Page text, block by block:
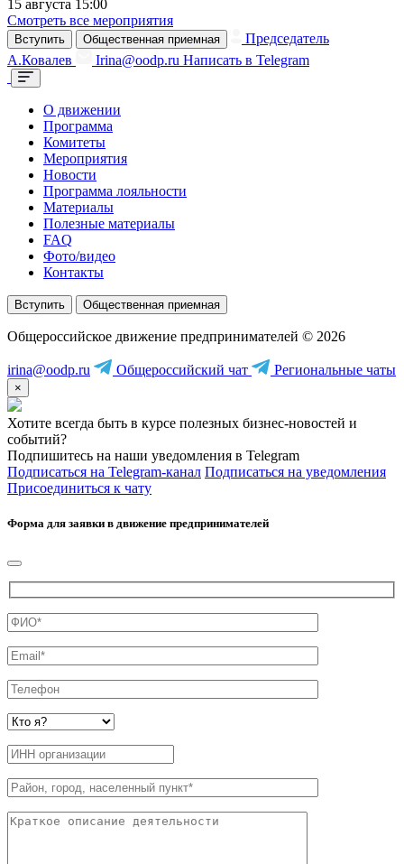
15 августа 15:00
Смотреть все мероприятия
Вступить Общественная приемная
Председатель
А.Ковалев
Irina@oodp.ru Написать в Telegram
О движении
Программа
Комитеты
Мероприятия
Новости
Программа лояльности
Материалы
Полезные материалы
FAQ
Фото/видео
Контакты
Вступить Общественная приемная
Общероссийское движение предпринимателей © 2026
irina@oodp.ru Общероссийский чат Региональные чаты
×
Хотите всегда быть в курсе полезных бизнес-новостей и
событий?
Подпишитесь на наши уведомления в Telegram
Подписаться на Telegram-канал Подписаться на уведомления
Присоединиться к чату
Форма для заявки в движение предпринимателей